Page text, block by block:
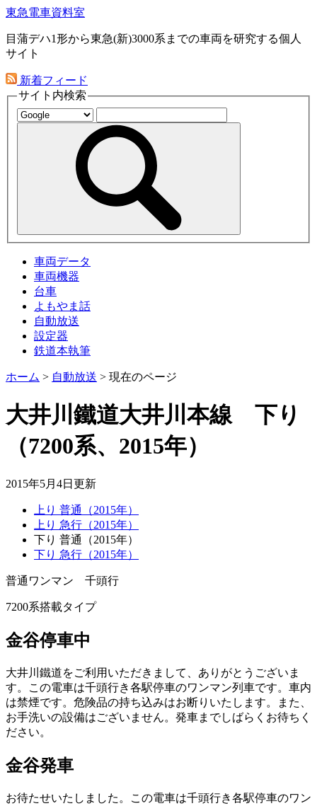
東急電車資料室
目蒲デハ1形から東急(新)3000系までの車両を研究する個人
サイト
新着フィード
サイト内検索
車両データ
車両機器
台車
よもやま話
自動放送
設定器
鉄道本執筆
ホーム > 自動放送 > 現在のページ
大井川鐵道大井川本線 下り
（7200系、2015年）
2015年5月4日 更新
上り 普通（2015年）
上り 急行（2015年）
下り 普通（2015年）
下り 急行（2015年）
普通ワンマン 千頭行
7200系搭載タイプ
金谷停車中
大井川鐵道をご利用いただきまして、ありがとうございま
す。この電車は千頭行き各駅停車のワンマン列車です。車内
は禁煙です。危険品の持ち込みはお断りいたします。また、
お手洗いの設備はございません。発車までしばらくお待ちく
ださい。
金谷発車
お待たせいたしました。この電車は千頭行き各駅停車のワン